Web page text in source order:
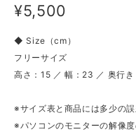
¥5,500
◆ Size（cm）
フリーサイズ
高さ：15 ／ 幅：23 ／ 奥行き
※サイズ表と商品には多少の
※パソコンのモニターの解像